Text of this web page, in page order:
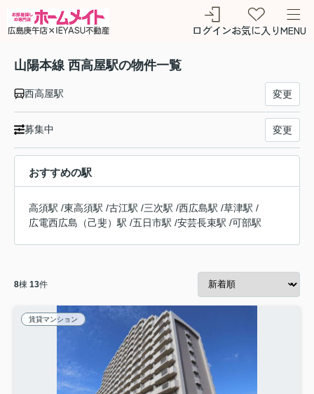
ログインお気に入りMENU
山陽本線 西高屋駅の物件一覧
西高屋駅 変更
募集中 変更
おすすめの駅
高須駅 /東高須駅 /古江駅 /三次駅 /西広島駅 /草津駅 /
広電西広島（己斐）駅 /五日市駅 /安芸長束駅 /可部駅
8棟 13件
賃貸マンション